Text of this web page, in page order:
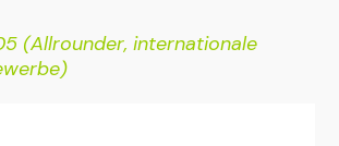
(Allrounder, internationale